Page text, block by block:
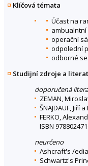
Klíčová témata
Účast na
operační
odpolední
odborné
Studijní zdroje a
doporučená
ZEMAN,
ŠNAJDAUF, Jiří
FERKO,
ISBN
neurčeno
Ashcraft's /
Schwartz's